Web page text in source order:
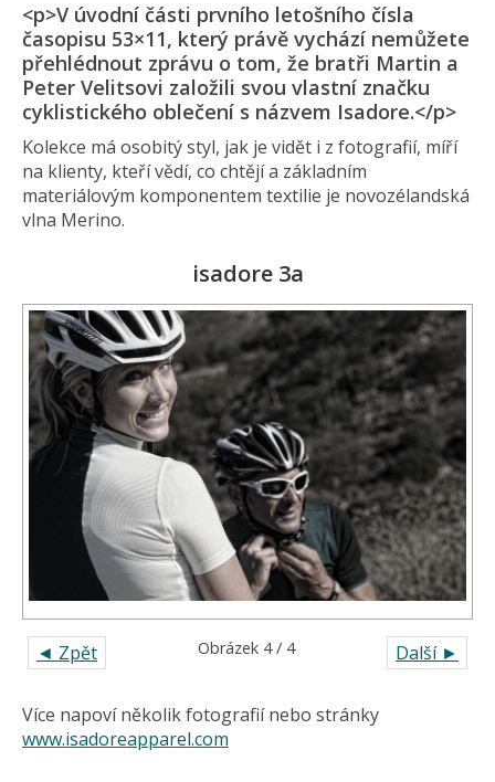
<p>V úvodní části prvního letošního čísla
časopisu 53×11, který právě vychází nemůžete
přehlédnout zprávu o tom, že bratři Martin a
Peter Velitsovi založili svou vlastní značku
cyklistického oblečení s názvem Isadore.</p>
Kolekce má osobitý styl, jak je vidět i z fotografií, míří
na klienty, kteří vědí, co chtějí a základním
materiálovým komponentem textilie je novozélandská
vlna Merino.
isadore 3a
◄ Zpět Další ►
Obrázek 4 / 4
Více napoví několik fotografií nebo stránky
www.isadoreapparel.com